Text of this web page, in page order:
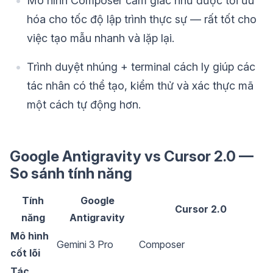
hóa cho tốc độ lập trình thực sự — rất tốt cho
việc tạo mẫu nhanh và lặp lại.
Trình duyệt nhúng + terminal cách ly giúp các
tác nhân có thể tạo, kiểm thử và xác thực mã
một cách tự động hơn.
Google Antigravity vs Cursor 2.0 —
So sánh tính năng
Tính
năng
Google
Antigravity
Cursor 2.0
Mô hình
cốt lõi
Gemini 3 Pro Composer